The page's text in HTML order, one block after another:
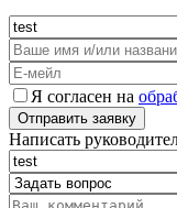
Я согласен на
Написать